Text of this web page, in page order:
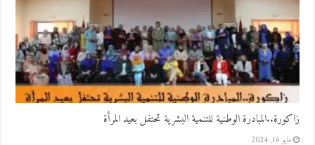
زاكورة..المبادرة الوطنية للتنمية البشرية تحتفل بعيد المرأة
مايو 16, 2024